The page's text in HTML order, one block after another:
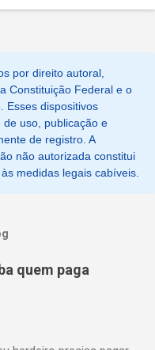
por direito autoral,
Constituição Federal e o
Esses dispositivos
uso, publicação e
de registro. A
não autorizada constitui
medidas legais cabíveis.
quem paga